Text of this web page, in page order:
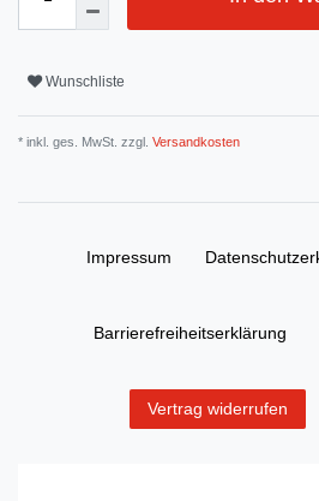
Wunschliste
* inkl. ges. MwSt. zzgl. Versandkosten
Impressum
Barrierefreiheitserklärung
Vertrag widerrufen